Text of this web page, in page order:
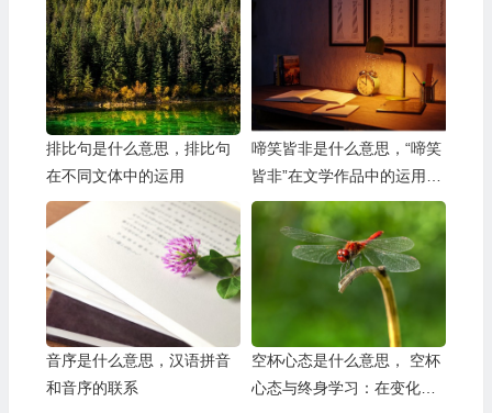
排比句是什么意思，排比句
在不同文体中的运用
啼笑皆非是什么意思，“啼笑
皆非”在文学作品中的运用及
体现
音序是什么意思，汉语拼音
和音序的联系
空杯心态是什么意思， 空杯
心态与终身学习：在变化中